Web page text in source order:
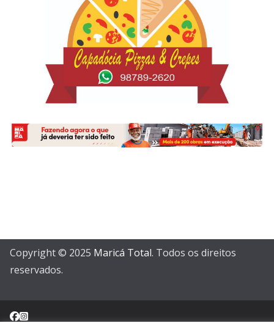
Copyright © 2025 Maricá Total. Todos os direitos
reservados.